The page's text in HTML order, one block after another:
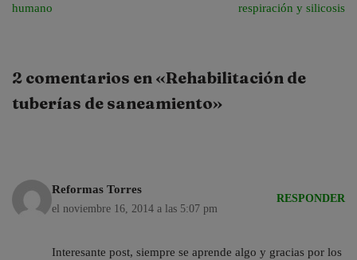
humano
respiración y silicosis
2 comentarios en «Rehabilitación de
tuberías de saneamiento»
Reformas Torres
el noviembre 16, 2014 a las 5:07 pm
RESPONDER
Interesante post, siempre se aprende algo y gracias por los